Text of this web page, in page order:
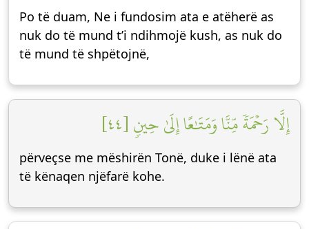
Po të duam, Ne i fundosim ata e atëherë as
nuk do të mund t’i ndihmojë kush, as nuk do
të mund të shpëtojnë,
إِلَّا رَحۡمَةٗ مِّنَّا وَمَتَٰعًا إِلَىٰ حِينٖ [٤٤]
përveçse me mëshirën Tonë, duke i lënë ata
të kënaqen njëfarë kohe.